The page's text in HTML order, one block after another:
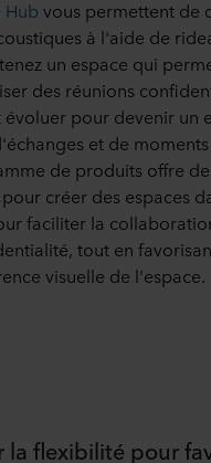
Hub vous permettent de
à l'aide de
un espace qui
des réunions
pour devenir un
et de
de produits offre
créer des espaces
faciliter la
tout en
visuelle de l'espace.
la flexibilité pour